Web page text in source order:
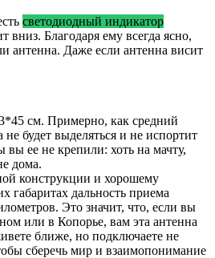
светодиодный индикатор
вниз. Благодаря ему всегда ясно,
антенна. Даже если антенна висит
см. Примерно, как средний
не будет выделяться и не испортит
ее не крепили: хоть на мачту,
дома.
конструкции и хорошему
габаритах дальность приема
Это значит, что, если вы
или в Копорье, вам эта антенна
ближе, но подключаете не
сберечь мир и взаимопонимание